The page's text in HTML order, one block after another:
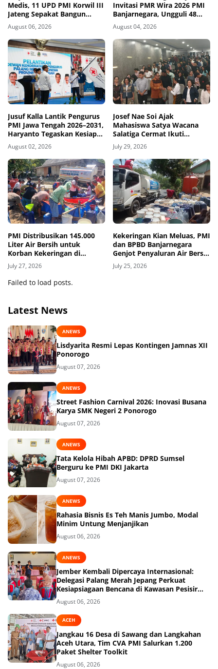
Medis, 11 UPD PMI Korwil III
Jateng Sepakat Bangun
Jejaring Plasma Fraksionasi
Berkualitas CPOB
August 06, 2026
Invitasi PMR Wira 2026 PMI
Banjarnegara, Ungguli 48
Tim
August 04, 2026
Jusuf Kalla Lantik Pengurus
PMI Jawa Tengah 2026–2031,
Haryanto Tegaskan Kesiapan
Abdi Kemanusiaan
August 02, 2026
Josef Nae Soi Ajak
Mahasiswa Satya Wacana
Salatiga Cermat Ikuti
Dinamika Geopolitik Global
July 29, 2026
PMI Distribusikan 145.000
Liter Air Bersih untuk
Korban Kekeringan di
Grobogan
July 27, 2026
Kekeringan Kian Meluas, PMI
dan BPBD Banjarnegara
Genjot Penyaluran Air Bersih
untuk Penuhi Kebutuhan
Pokok Warga
July 25, 2026
Failed to load posts.
Latest News
ANEWS
Lisdyarita Resmi Lepas Kontingen Jamnas XII
Ponorogo
August 07, 2026
ANEWS
Street Fashion Carnival 2026: Inovasi Busana
Karya SMK Negeri 2 Ponorogo
August 07, 2026
ANEWS
Tata Kelola Hibah APBD: DPRD Sumsel
Berguru ke PMI DKI Jakarta
August 07, 2026
ANEWS
Rahasia Bisnis Es Teh Manis Jumbo, Modal
Minim Untung Menjanjikan
August 06, 2026
ANEWS
Jember Kembali Dipercaya Internasional:
Delegasi Palang Merah Jepang Perkuat
Kesiapsiagaan Bencana di Kawasan Pesisir
dan Sekolah
August 06, 2026
ACEH
Jangkau 16 Desa di Sawang dan Langkahan
Aceh Utara, Tim CVA PMI Salurkan 1.200
Paket Shelter Toolkit
August 06, 2026